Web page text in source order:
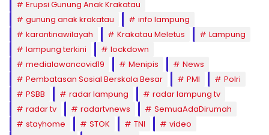
Erupsi Gunung Anak Krakatau
gunung anak krakatau
info lampung
karantinawilayah
Krakatau Meletus
Lampung
lampung terkini
lockdown
medialawancovid19
Menipis
News
Pembatasan Sosial Berskala Besar
PMI
Polri
PSBB
radar lampung
radar lampung tv
radar tv
radartvnews
SemuaAdaDirumah
stayhome
STOK TNI
video